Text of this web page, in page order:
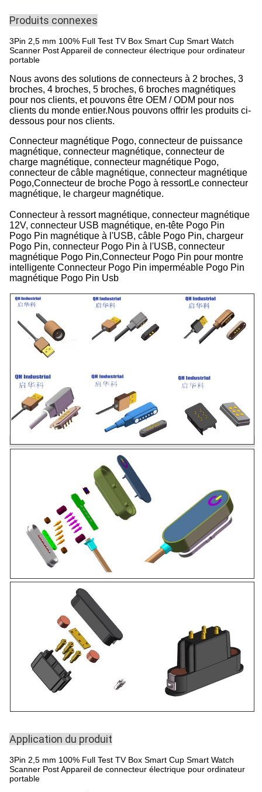
Produits connexes
3Pin 2,5 mm 100% Full Test TV Box Smart Cup Smart Watch
Scanner Post Appareil de connecteur électrique pour ordinateur
portable
Nous avons des solutions de connecteurs à 2 broches, 3
broches, 4 broches, 5 broches, 6 broches magnétiques
pour nos clients, et pouvons être OEM / ODM pour nos
clients du monde entier.Nous pouvons offrir les produits ci-
dessous pour nos clients.
Connecteur magnétique Pogo, connecteur de puissance
magnétique, connecteur magnétique, connecteur de
charge magnétique, connecteur magnétique Pogo,
connecteur de câble magnétique, connecteur magnétique
Pogo,Connecteur de broche Pogo à ressortLe connecteur
magnétique, le chargeur magnétique.
Connecteur à ressort magnétique, connecteur magnétique
12V, connecteur USB magnétique, en-tête Pogo Pin
Pogo Pin magnétique à l'USB, câble Pogo Pin, chargeur
Pogo Pin, connecteur Pogo Pin à l'USB, connecteur
magnétique Pogo Pin,Connecteur Pogo Pin pour montre
intelligente Connecteur Pogo Pin imperméable Pogo Pin
magnétique Pogo Pin Usb
Application du produit
3Pin 2,5 mm 100% Full Test TV Box Smart Cup Smart Watch
Scanner Post Appareil de connecteur électrique pour ordinateur
portable